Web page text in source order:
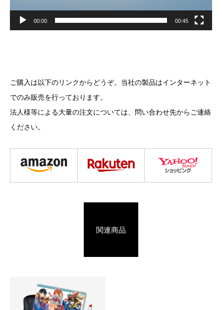
00:00 00:45
ご購入は以下のリンクからどうぞ。当社の製品はインターネット
でのみ販売を行っております。
法人様等による大量の注文については、問い合わせ先からご連絡
ください。
関連商品